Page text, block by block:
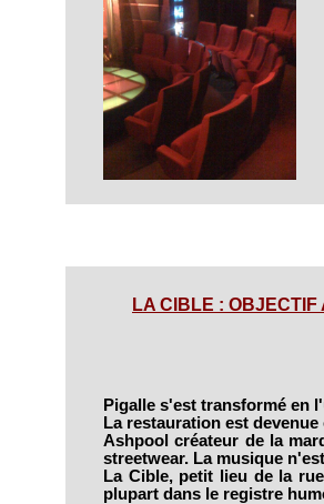
LA CIBLE :
Pigalle s'est transformé en
La restauration est
Ashpool créateur de la
streetwear. La musique
La Cible, petit lieu de la
plupart dans le registre